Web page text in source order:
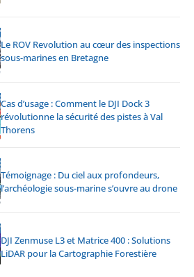
Le ROV Revolution au cœur des inspections
sous-marines en Bretagne
Cas d’usage : Comment le DJI Dock 3
révolutionne la sécurité des pistes à Val
Thorens
Témoignage : Du ciel aux profondeurs,
l’archéologie sous-marine s’ouvre au drone
DJI Zenmuse L3 et Matrice 400 : Solutions
LiDAR pour la Cartographie Forestière